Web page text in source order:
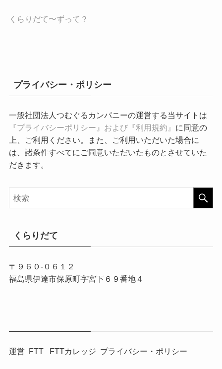
くらりだて〜ずって？
プライバシー・ポリシー
一般社団法人つむぐるカンパニーの運営する当サイトは
『プライバシーポリシー』および『利用規約』 に同意の
上、ご利用ください。また、ご利用いただいた場合に
は、諸条件すべてにご同意いただいたものとさせていた
だきます。
くらりだて
〒９６０-０６１２
福島県伊達市保原町字宮下６９番地４
運営 FTT FTTカレッジ プライバシー・ポリシー